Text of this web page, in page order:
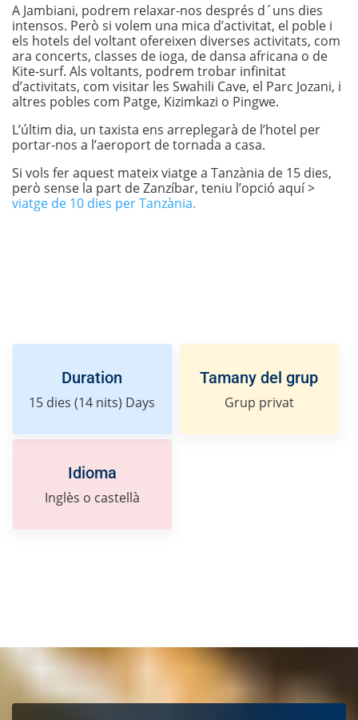
A Jambiani, podrem relaxar-nos després d´uns dies
intensos. Però si volem una mica d’activitat, el poble i
els hotels del voltant ofereixen diverses activitats, com
ara concerts, classes de ioga, de dansa africana o de
Kite-surf. Als voltants, podrem trobar infinitat
d’activitats, com visitar les Swahili Cave, el Parc Jozani, i
altres pobles com Patge, Kizimkazi o Pingwe.
L’últim dia, un taxista ens arreplegarà de l’hotel per
portar-nos a l’aeroport de tornada a casa.
Si vols fer aquest mateix viatge a Tanzània de 15 dies,
però sense la part de Zanzíbar, teniu l’opció aquí >
viatge de 10 dies per Tanzània.
Duration
15 dies (14 nits) Days
Tamany del grup
Grup privat
Idioma
Inglès o castellà